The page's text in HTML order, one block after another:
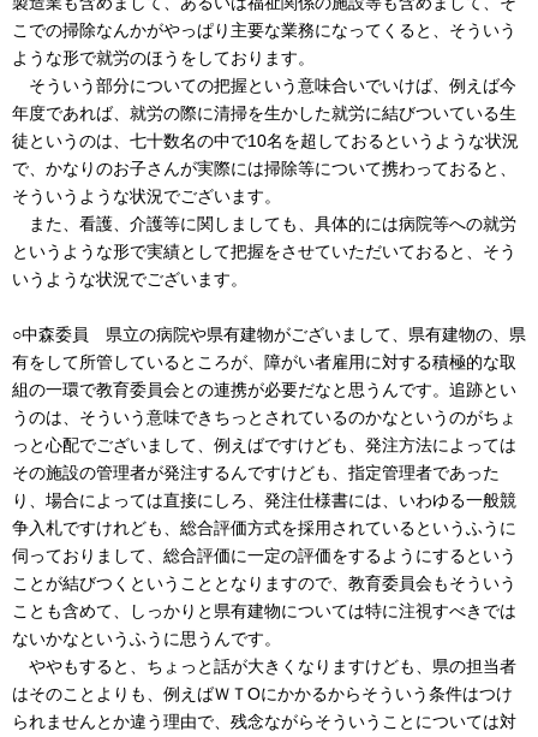
こでの掃除なんかがやっぱり主要な業務になってくると、そういう
ような形で就労のほうをしております。
そういう部分についての把握という意味合いでいけば、例えば今
年度であれば、就労の際に清掃を生かした就労に結びついている生
徒というのは、七十数名の中で10名を超しておるというような状況
で、かなりのお子さんが実際には掃除等について携わっておると、
そういうような状況でございます。
また、看護、介護等に関しましても、具体的には病院等への就労
というような形で実績として把握をさせていただいておると、そう
いうような状況でございます。
○中森委員 県立の病院や県有建物がございまして、県有建物の、県
有をして所管しているところが、障がい者雇用に対する積極的な取
組の一環で教育委員会との連携が必要だなと思うんです。追跡とい
うのは、そういう意味できちっとされているのかなというのがちょ
っと心配でございまして、例えばですけども、発注方法によっては
その施設の管理者が発注するんですけども、指定管理者であった
り、場合によっては直接にしろ、発注仕様書には、いわゆる一般競
争入札ですけれども、総合評価方式を採用されているというふうに
伺っておりまして、総合評価に一定の評価をするようにするという
ことが結びつくということとなりますので、教育委員会もそういう
ことも含めて、しっかりと県有建物については特に注視すべきでは
ないかなというふうに思うんです。
ややもすると、ちょっと話が大きくなりますけども、県の担当者
はそのことよりも、例えばＷＴОにかかるからそういう条件はつけ
られませんとか違う理由で、残念ながらそういうことについては対